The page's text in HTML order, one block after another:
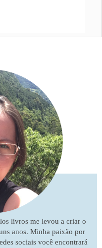
livros me levou a criar o
anos. Minha paixão por
sociais você encontrará